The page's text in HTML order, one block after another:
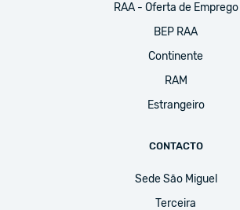
RAA - Oferta de Emprego
BEP RAA
Continente
RAM
Estrangeiro
CONTACTO
Sede São Miguel
Terceira